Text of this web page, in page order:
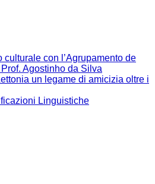
culturale con l’Agrupamento de
Agostinho da Silva
un legame di amicizia oltre i
Linguistiche